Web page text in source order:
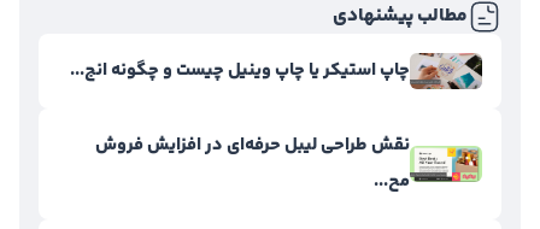
مطالب پیشنهادی
چاپ استیکر یا چاپ وینیل چیست و چگونه انج...
نقش طراحی لیبل حرفه‌ای در افزایش فروش
مح...